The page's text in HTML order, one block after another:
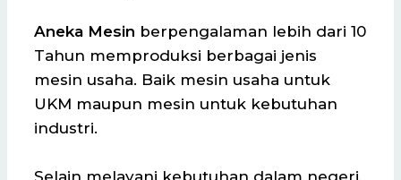
Aneka Mesin berpengalaman lebih dari 10
Tahun memproduksi berbagai jenis
mesin usaha. Baik mesin usaha untuk
UKM maupun mesin untuk kebutuhan
industri.